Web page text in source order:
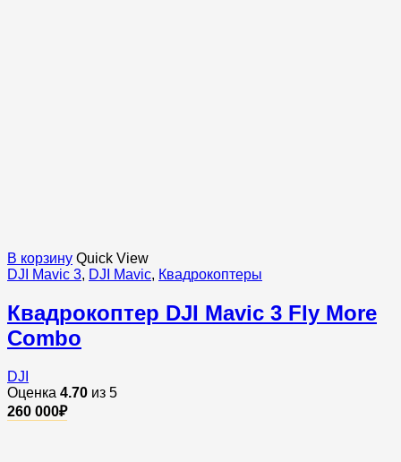
В корзину Quick View
DJI Mavic 3, DJI Mavic, Квадрокоптеры
Квадрокоптер DJI Mavic 3 Fly More
Combo
DJI
Оценка 4.70 из 5
260 000₽